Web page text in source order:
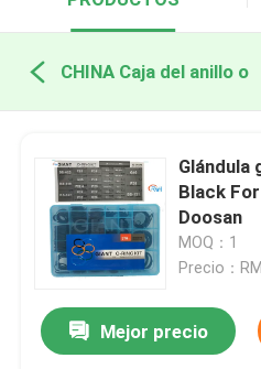
CHINA Caja del anillo o
Glándula
Black
Doosan
MOQ：1
Precio：
Mejor precio